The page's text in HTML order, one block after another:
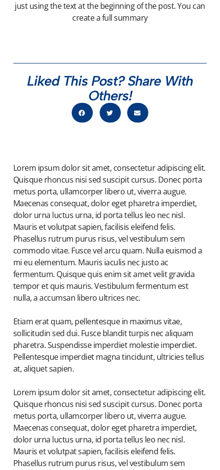
just using the text at the beginning of the post. You can
create a full summary
Liked This Post? Share With
Others!
Lorem ipsum dolor sit amet, consectetur adipiscing elit.
Quisque rhoncus nisi sed suscipit cursus. Donec porta
metus porta, ullamcorper libero ut, viverra augue.
Maecenas consequat, dolor eget pharetra imperdiet,
dolor urna luctus urna, id porta tellus leo nec nisl.
Mauris et volutpat sapien, facilisis eleifend felis.
Phasellus rutrum purus risus, vel vestibulum sem
commodo vitae. Fusce vel arcu quam. Nulla euismod a
mi eu elementum. Mauris iaculis nec justo ac
fermentum. Quisque quis enim sit amet velit gravida
tempor et quis mauris. Vestibulum fermentum est
nulla, a accumsan libero ultrices nec.
Etiam erat quam, pellentesque in maximus vitae,
sollicitudin sed dui. Fusce blandit turpis nec aliquam
pharetra. Suspendisse imperdiet molestie imperdiet.
Pellentesque imperdiet magna tincidunt, ultricies tellus
at, aliquet sapien.
Lorem ipsum dolor sit amet, consectetur adipiscing elit.
Quisque rhoncus nisi sed suscipit cursus. Donec porta
metus porta, ullamcorper libero ut, viverra augue.
Maecenas consequat, dolor eget pharetra imperdiet,
dolor urna luctus urna, id porta tellus leo nec nisl.
Mauris et volutpat sapien, facilisis eleifend felis.
Phasellus rutrum purus risus, vel vestibulum sem